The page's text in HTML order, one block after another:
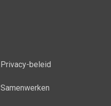
Privacy-beleid
Samenwerken